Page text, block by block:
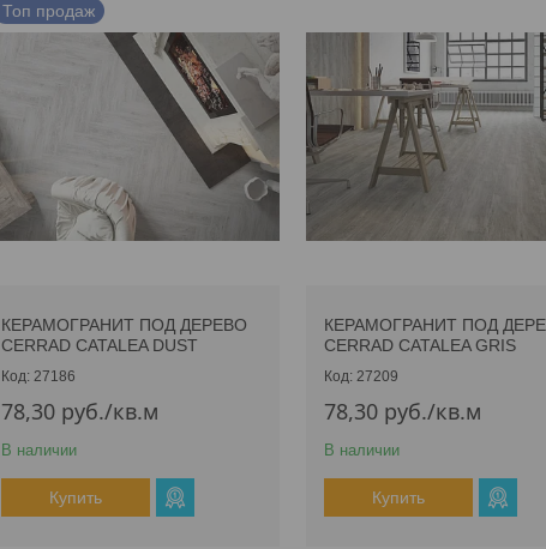
Топ продаж
КЕРАМОГРАНИТ ПОД ДЕРЕВО
CERRAD CATALEA DUST
27186
78,30 руб./кв.м
В наличии
Купить
КЕРАМОГРАНИТ ПОД
CERRAD CATALEA GRIS
27209
78,30 руб./кв.м
В наличии
Купить